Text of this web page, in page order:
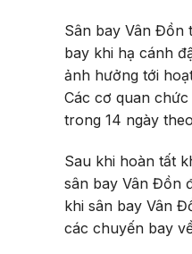
Sân bay Vân Đồn
bay khi hạ cánh
ảnh hưởng tới
Các cơ quan
trong 14 ngày
Sau khi hoàn tất
sân bay Vân Đồn
khi sân bay Vân
các chuyến bay